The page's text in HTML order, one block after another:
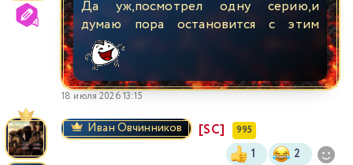
Да уж,посмотрел одну серию,и
думаю пора остановится с этим
18 июля 2026 13:15
Иван Овчинников [SC] 995
1 2